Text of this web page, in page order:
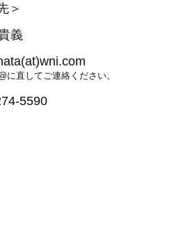
＞
義
てご連絡ください。
5590